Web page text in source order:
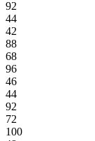
92
44
42
88
68
96
46
44
92
72
100